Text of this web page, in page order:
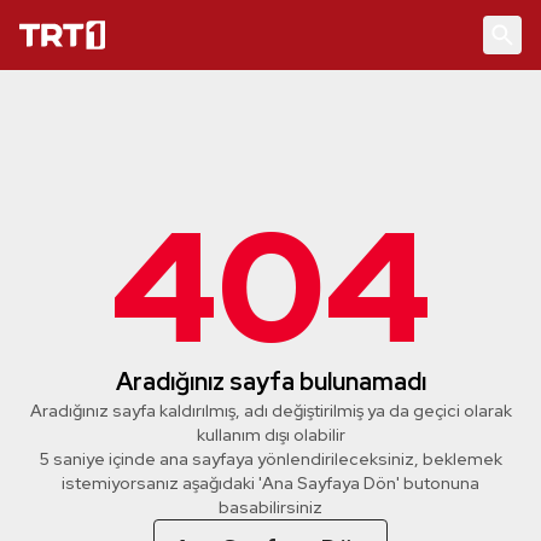
404
Aradığınız sayfa bulunamadı
Aradığınız sayfa kaldırılmış, adı değiştirilmiş ya da geçici olarak
kullanım dışı olabilir
5 saniye içinde ana sayfaya yönlendirileceksiniz, beklemek
istemiyorsanız aşağıdaki 'Ana Sayfaya Dön' butonuna
basabilirsiniz